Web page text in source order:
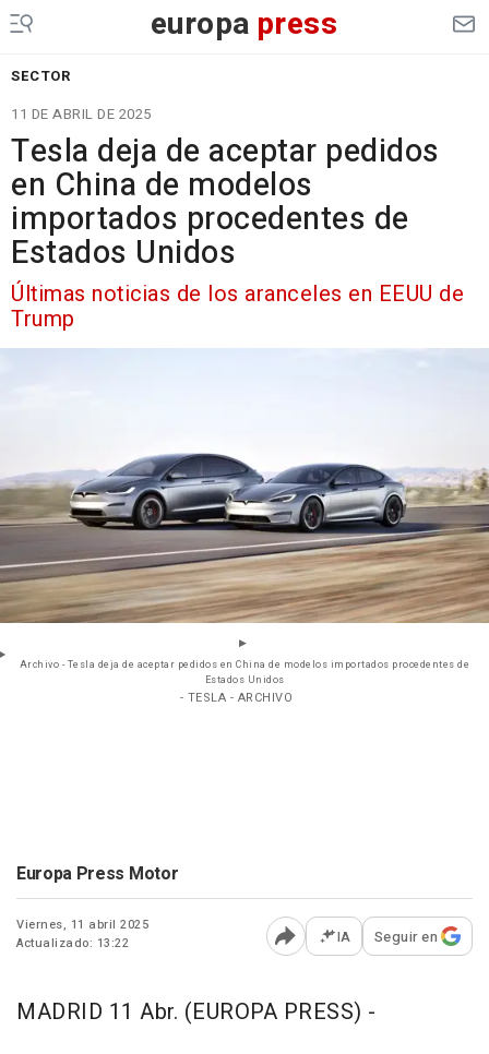
europa press
SECTOR
11 DE ABRIL DE 2025
Tesla deja de aceptar pedidos
en China de modelos
importados procedentes de
Estados Unidos
Últimas noticias de los aranceles en EEUU de
Trump
Archivo - Tesla deja de aceptar pedidos en China de modelos importados procedentes de
Estados Unidos
- TESLA - ARCHIVO
Europa Press Motor
Viernes, 11 abril 2025
Actualizado: 13:22
Abrir opciones para
IA Seguir en
MADRID 11 Abr. (EUROPA PRESS) -